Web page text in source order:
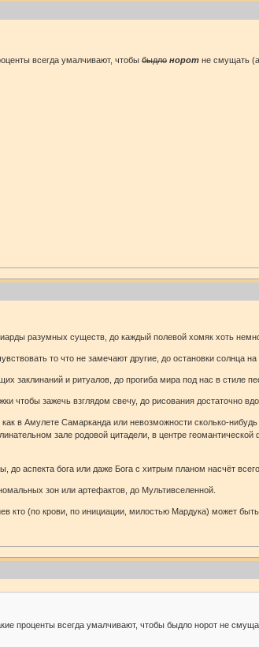
всегда умалчивают, чтобыбыдло норот не смущать
разумных существ, до каждый полевой хомяк хоть
то что не замечают другие, до остановки солнца
заклинаний и ритуалов, до прогиба мира под нас в стиле
чтобы зажечь взглядом свечу, до рисования достаточно
в Амулете Самарканда или невозможности сколько-
зале родовой цитадели, в центре
аспекта бога или даже Бога с хитрым планом насчёт всего.
зон или артефактов, до Мультивселенной.
кто (по крови, по инициации, милостью Мардука) может быть
проценты всегда умалчивают, чтобы быдло норот не